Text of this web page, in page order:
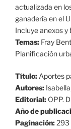
actualizada en
ganadería en el
Incluye anexos y
Temas: Fray
Planificación
Título: Aportes
Autores:
Editorial: OPP.
Año de
Paginación:293